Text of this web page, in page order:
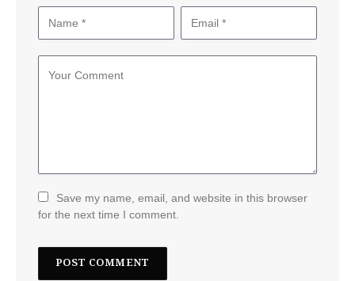
Save my name, email, and website in this browser
for the next time I comment.